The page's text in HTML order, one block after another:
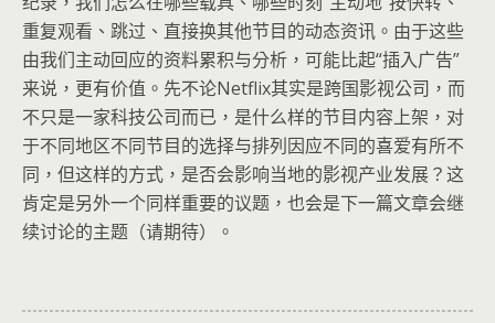
重复观看、跳过、直接换其他节目的动态资讯。由于这些
由我们主动回应的资料累积与分析，可能比起“插入广告”
来说，更有价值。先不论Netflix其实是跨国影视公司，而
不只是一家科技公司而已，是什么样的节目内容上架，对
于不同地区不同节目的选择与排列因应不同的喜爱有所不
同，但这样的方式，是否会影响当地的影视产业发展？这
肯定是另外一个同样重要的议题，也会是下一篇文章会继
续讨论的主题（请期待）。